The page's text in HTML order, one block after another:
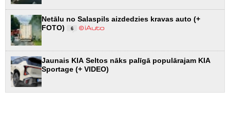
Netālu no Salaspils aizdedzies kravas auto (+
FOTO)
6
Jaunais KIA Seltos nāks palīgā populārajam KIA
Sportage (+ VIDEO)